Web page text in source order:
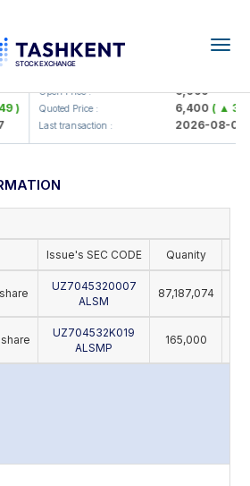
)
UZMK (<O'zmetkombinat> AJ)
Open Price : 6,099
Quoted Price : 6,400( ▲
Last transaction : 2026-08-07
Issue's SEC CODE Quanity
UZ7045320007
ALSM
87,187,074
UZ704532K019
ALSMP
165,000